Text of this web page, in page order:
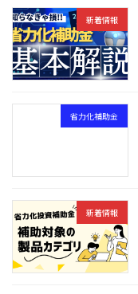
新着情報
省力化補助金
新着情報